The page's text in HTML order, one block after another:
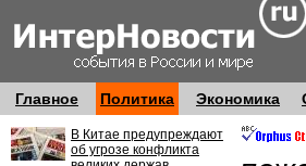
Главное Политика Экономика
В Китае предупреждают
об угрозе конфликта